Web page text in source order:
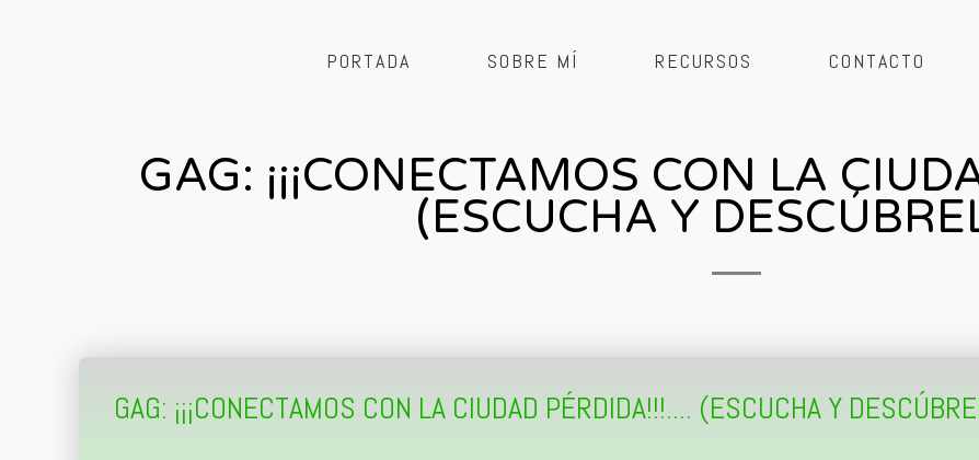
PORTADA SOBRE MÍ RECURSOS CONTACTO
GAG: ¡¡¡CONECTAMOS CON LA
(ESCUCHA Y
GAG: ¡¡¡CONECTAMOS CON LA CIUDAD PÉRDIDA!!!.... (ESCUCHA Y